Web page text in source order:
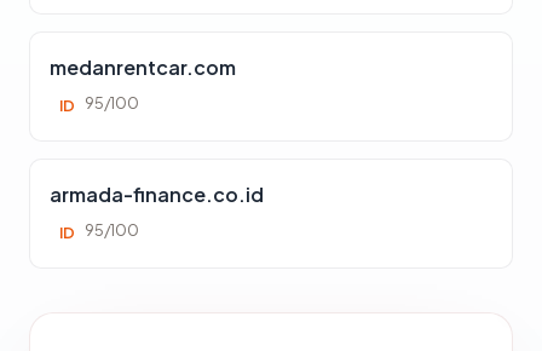
medanrentcar.com
ID 95/100
armada-finance.co.id
ID 95/100